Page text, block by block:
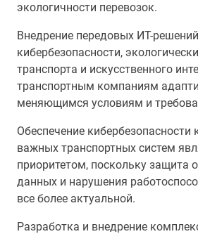
экологичности перевозок.
Внедрение передовых ИТ-
кибербезопасности,
транспорта и искусственного
транспортным компаниям
меняющимся условиям и
Обеспечение кибербезопасности
важных транспортных систем
приоритетом, поскольку защита
данных и нарушения
все более актуальной.
Разработка и внедрение